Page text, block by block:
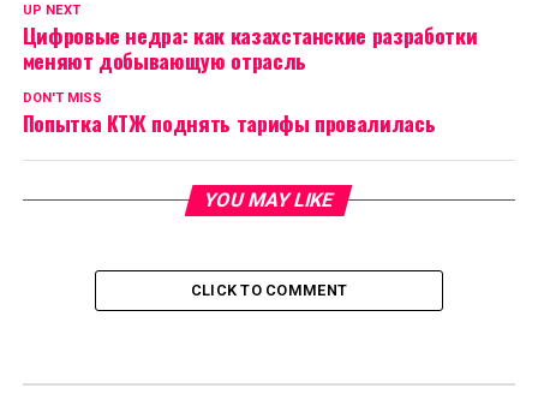
UP NEXT
Цифровые недра: как казахстанские разработки
меняют добывающую отрасль
DON'T MISS
Попытка КТЖ поднять тарифы провалилась
YOU MAY LIKE
CLICK TO COMMENT